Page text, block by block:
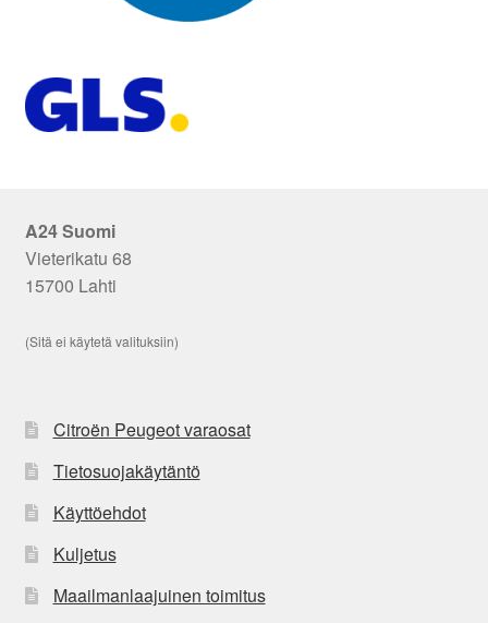
A24 Suomi
Vieterikatu 68
15700 Lahti
(Sitä ei käytetä valituksiin)
Citroën Peugeot varaosat
Tietosuojakäytäntö
Käyttöehdot
Kuljetus
Maailmanlaajuinen toimitus